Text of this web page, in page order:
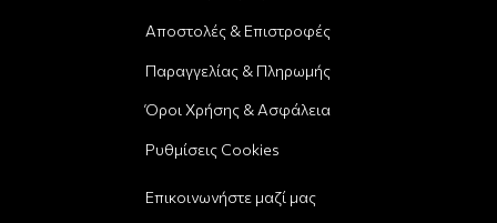
Αποστολές & Επιστροφές
Παραγγελίας & Πληρωμής
Όροι Χρήσης & Ασφάλεια
Ρυθμίσεις Cookies
Επικοινωνήστε μαζί μας